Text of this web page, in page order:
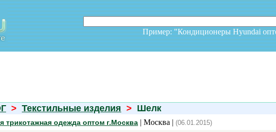
Пример: "Кондиционеры Hyundai
> Текстильные изделия > Шелк
трикотажная одежда оптом г.Москва | Москва | (06.01.2015)